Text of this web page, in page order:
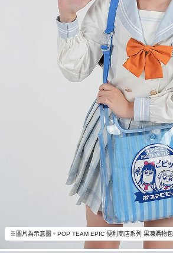
※圖片為示意圖。POP TEAM EPIC 便利商店系列 果凍購物包